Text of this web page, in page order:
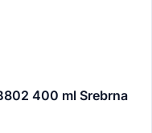
400 ml Srebrna